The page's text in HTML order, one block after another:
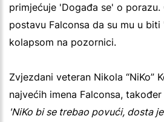
primjećuje 'Događa se' o
postavu Falconsa da su mu u
kolapsom na pozornici.
Zvjezdani veteran Nikola “NiKo”
najvećih imena Falconsa,
'NiKo bi se trebao povući, dosta